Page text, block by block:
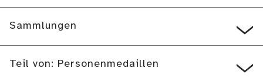
Sammlungen
Teil von: Personenmedaillen